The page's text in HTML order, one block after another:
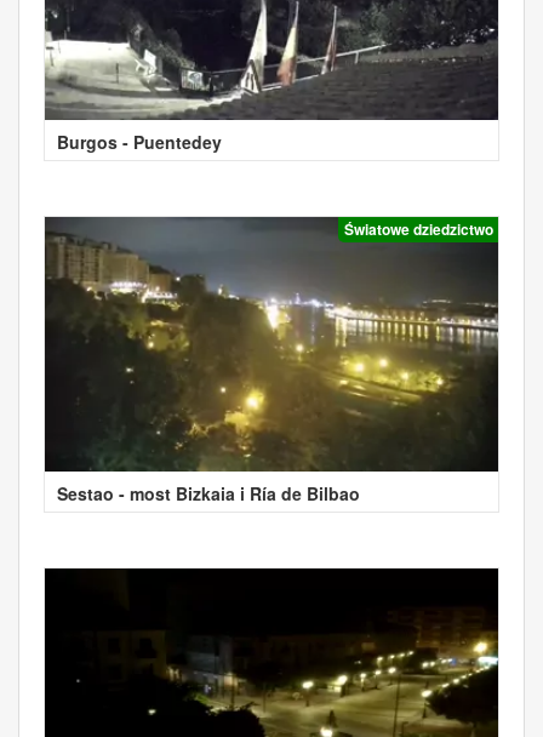
Burgos - Puentedey
Światowe dziedzictwo
Sestao - most Bizkaia i Ría de Bilbao